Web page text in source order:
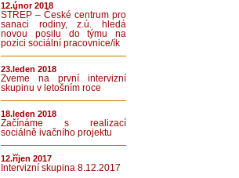
12.únor 2018
STŘEP – České centrum pro
sanaci rodiny, z.ú. hledá
novou posilu do týmu na
pozici sociální pracovnice/ík
23.leden 2018
Zveme na první intervizní
skupinu v letošním roce
18.leden 2018
Začínáme s realizací
sociálně ivačního projektu
12.říjen 2017
Intervizní skupina 8.12.2017